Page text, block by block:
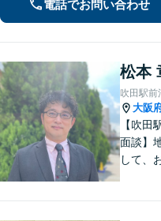
電話でお問い合わせ
松本
吹田駅前
大阪
【吹田
面談】
して、